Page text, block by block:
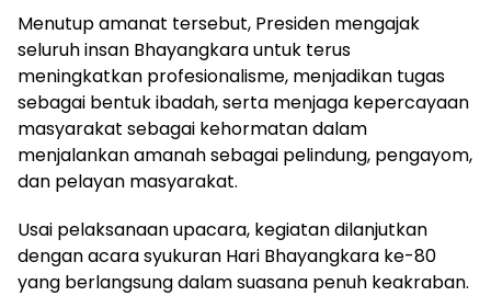
Menutup amanat tersebut, Presiden mengajak
seluruh insan Bhayangkara untuk terus
meningkatkan profesionalisme, menjadikan tugas
sebagai bentuk ibadah, serta menjaga kepercayaan
masyarakat sebagai kehormatan dalam
menjalankan amanah sebagai pelindung, pengayom,
dan pelayan masyarakat.
Usai pelaksanaan upacara, kegiatan dilanjutkan
dengan acara syukuran Hari Bhayangkara ke-80
yang berlangsung dalam suasana penuh keakraban.